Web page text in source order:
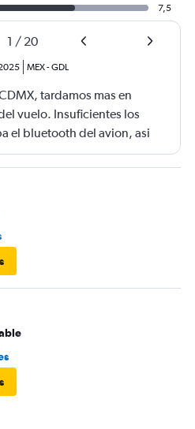
7,5
1 / 20
MEX-GDL
tardamos mas en
vuelo. Insuficientes los
el bluetooth del avion, asi